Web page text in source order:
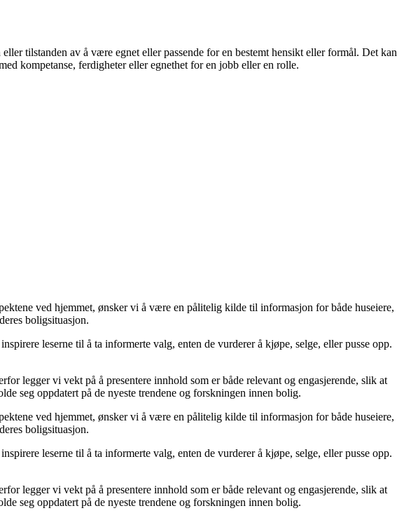
tilstanden av å være egnet eller passende for en bestemt hensikt eller formål. Det kan
kompetanse, ferdigheter eller egnethet for en jobb eller en rolle.
ved hjemmet, ønsker vi å være en pålitelig kilde til informasjon for både huseiere,
boligsituasjon.
leserne til å ta informerte valg, enten de vurderer å kjøpe, selge, eller pusse opp.
legger vi vekt på å presentere innhold som er både relevant og engasjerende, slik at
seg oppdatert på de nyeste trendene og forskningen innen bolig.
ved hjemmet, ønsker vi å være en pålitelig kilde til informasjon for både huseiere,
boligsituasjon.
leserne til å ta informerte valg, enten de vurderer å kjøpe, selge, eller pusse opp.
legger vi vekt på å presentere innhold som er både relevant og engasjerende, slik at
seg oppdatert på de nyeste trendene og forskningen innen bolig.